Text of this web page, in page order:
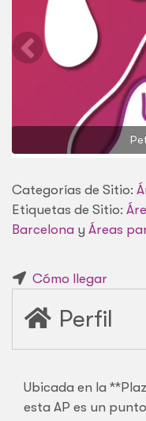
Categorías de Sitio:
Etiquetas de Sitio:
Barcelona y Áreas
Cómo llegar
Perfil
Ubicada en la
esta AP es un